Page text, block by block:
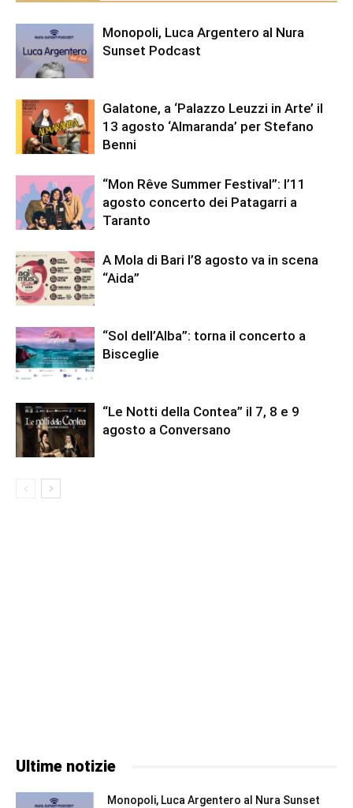
Monopoli, Luca Argentero al Nura
Sunset Podcast
Galatone, a ‘Palazzo Leuzzi in Arte’ il
13 agosto ‘Almaranda’ per Stefano
Benni
“Mon Rêve Summer Festival”: l’11
agosto concerto dei Patagarri a
Taranto
A Mola di Bari l’8 agosto va in scena
“Aida”
“Sol dell’Alba”: torna il concerto a
Bisceglie
“Le Notti della Contea” il 7, 8 e 9
agosto a Conversano
Ultime notizie
Monopoli, Luca Argentero al Nura Sunset